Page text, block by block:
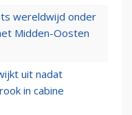
wereldwijd onder
Midden-Oosten
uit nadat
in cabine